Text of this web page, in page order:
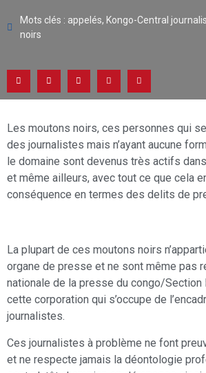
Mots clés : appelés, Kongo-Central
noirs
Les moutons noirs, ces personnes qui
des journalistes mais n’ayant aucune
le domaine sont devenus très actifs
et même ailleurs, avec tout ce que cela
conséquence en termes des delits de
La plupart de ces moutons noirs
organe de presse et ne sont même pas
nationale de la presse du congo/Section
cette corporation qui s’occupe de
journalistes.
Ces journalistes à problème ne font
et ne respecte jamais la déontologie